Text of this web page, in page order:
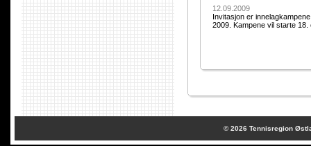
12.09.2009
Invitasjon er
2009. Kampene vil starte
© 2026 Tennisregion